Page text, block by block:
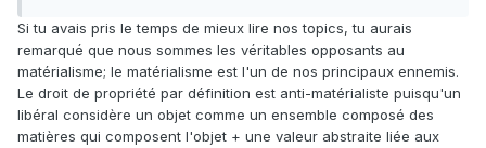
Si tu avais pris le temps de mieux lire nos topics, tu aurais
remarqué que nous sommes les véritables opposants au
matérialisme; le matérialisme est l'un de nos principaux ennemis.
Le droit de propriété par définition est anti-matérialiste puisqu'un
libéral considère un objet comme un ensemble composé des
matières qui composent l'objet + une valeur abstraite liée aux